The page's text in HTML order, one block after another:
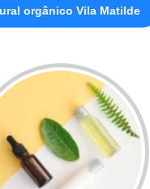
orgânico Vila Matilde